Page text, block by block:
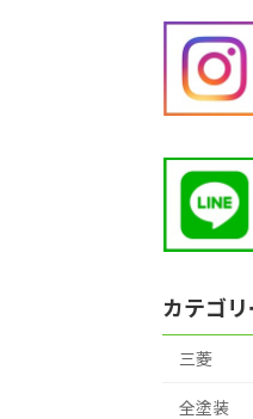
カテゴリ
三菱
全塗装